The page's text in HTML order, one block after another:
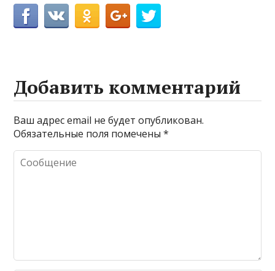
Добавить комментарий
Ваш адрес email не будет опубликован.
Обязательные поля помечены*